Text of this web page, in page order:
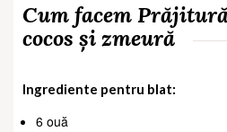
Cum facem
cocos și zmeură
Ingrediente pentru blat:
6 ouă